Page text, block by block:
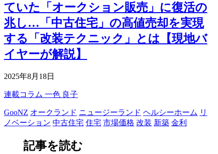
ていた「オークション販売」に復活の
兆し…「中古住宅」の高値売却を実現
する「改装テクニック」とは【現地バ
イヤーが解説】
2025年8月18日
連載コラム 一色 良子
GooNZ オークランド ニュージーランド ヘルシーホーム リ
ノベーション 中古住宅 住宅 市場価格 改装 新築 金利
記事を読む